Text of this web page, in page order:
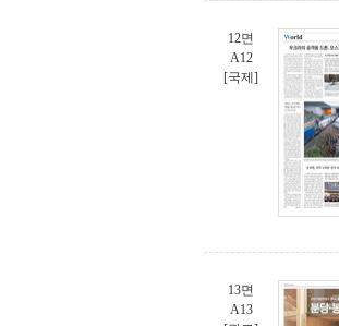
12면
A12
[국제]
13면
A13